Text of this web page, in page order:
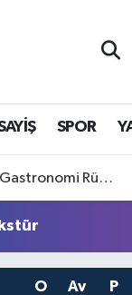
SPOR
"Manisa Kebabı" Oldu!
O Av P